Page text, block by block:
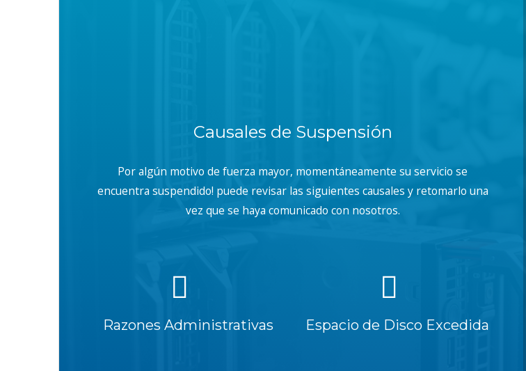
Causales de Suspensión
Por algún motivo de fuerza mayor, momentáneamente su servicio se
encuentra suspendido! puede revisar las siguientes causales y retomarlo una
vez que se haya comunicado con nosotros.
Razones Administrativas Espacio de Disco Excedida